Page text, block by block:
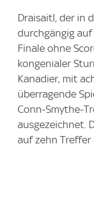
Draisaitl, der in
durchgängig
Finale ohne
kongenialer
Kanadier, mit
überragende
Conn-Smythe-
ausgezeichnet.
auf zehn Treffer